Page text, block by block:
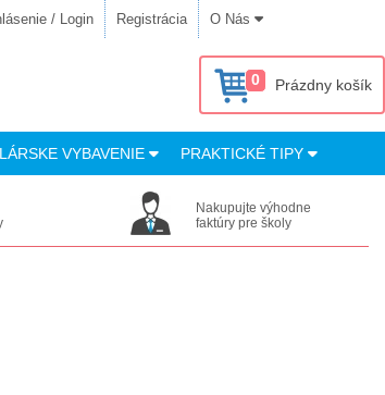
/ Login Registrácia O Nás
0 Prázdny košík
VYBAVENIE PRAKTICKÉ TIPY
Nakupujte výhodne
faktúry pre školy